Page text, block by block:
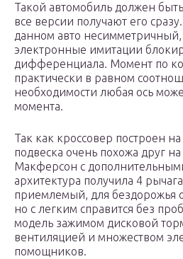
Такой автомобиль должен
все версии получают его
данном авто
электронные имитации
дифференциала. Момент по
практически в равном
необходимости любая ось
момента.
Так как кроссовер построен на
подвеска очень похожа друг
Макферсон с
архитектура получила 4
приемлемый, для бездорожья
но с легким справится без
модель зажимом дисковой
вентиляцией и множеством
помощников.